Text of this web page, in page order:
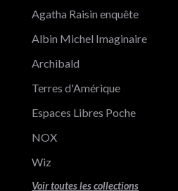
Agatha Raisin enquête
Albin Michel Imaginaire
Archibald
Terres d'Amérique
Espaces Libres Poche
NOX
Wiz
Voir toutes les collections